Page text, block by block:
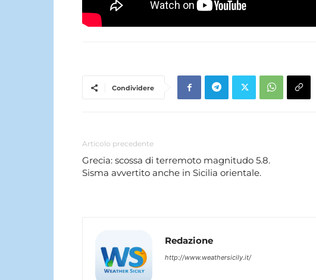
Condividere
Articolo precedente
Grecia: scossa di terremoto magnitudo 5.8.
Sisma avvertito anche in Sicilia orientale.
Redazione
http://www.weathersicily.it/